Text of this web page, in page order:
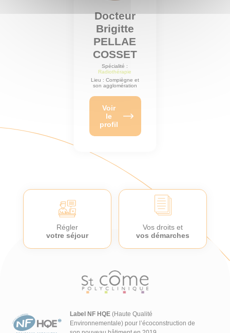
Docteur
Brigitte
PELLAE
COSSET
Spécialité :
Radiothérapie
Lieu : Compiègne et
son agglomération
Voir
le
profil
Régler
votre séjour
Vos droits et
vos démarches
Label NF HQE (Haute Qualité
Environnementale) pour l’écoconstruction de